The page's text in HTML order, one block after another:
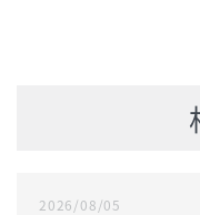
2026/08/05